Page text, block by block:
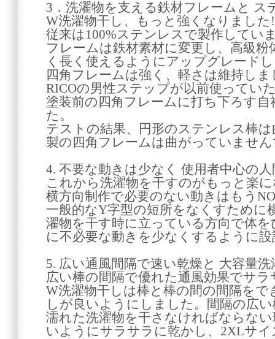
3．洗濯物を支える鉄材フレームと ス
W洗濯物干し、もっと強くなりました!
従来は100%ステンレスで製作してい
フレームは鉄材素材に変更し、高級
く長く使えるようにアップグレード
四角フレームは強く、軽さは維持しま
RICOの男性ステップが以前使ってい
塗装前の四角フレームに打ち下ろす
た。
テストの結果、円形のステンレス棒
製の四角フレームは曲がっていませ
4. 不要な動きは少なく 使用者中心の
これから洗濯物を干すのがもっと楽
横方向制作で必要のない動きはもう
一般的なY字型の短所をなくすために
濯物を干す時に立っている方向で体
に不必要な動きを少なくするように
5. 広い通風間隔で速い乾燥と 大容量
広い棒の間隔で優れた通風効果でサラ
W洗濯物干しは棒と棒の間の間隔を
しが良いようにしました。間隔の広
濡れた洗濯物を干さなければならな
いようにサラサラに乾かし、2XLサ